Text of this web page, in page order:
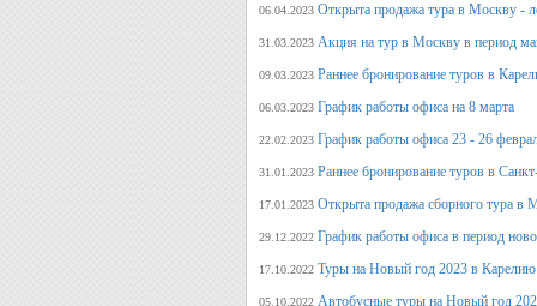
06.04.2023 Открыта продажа тура в Москву -
31.03.2023 Акция на тур в Москву в период
09.03.2023 Раннее бронирование туров в
06.03.2023 График работы офиса на 8 марта
22.02.2023 График работы офиса 23 - 26
31.01.2023 Раннее бронирование туров в
17.01.2023 Открыта продажа сборного тура в
29.12.2022 График работы офиса в период
17.10.2022 Туры на Новый год 2023 в Карелию
05.10.2022 Автобусные туры на Новый год